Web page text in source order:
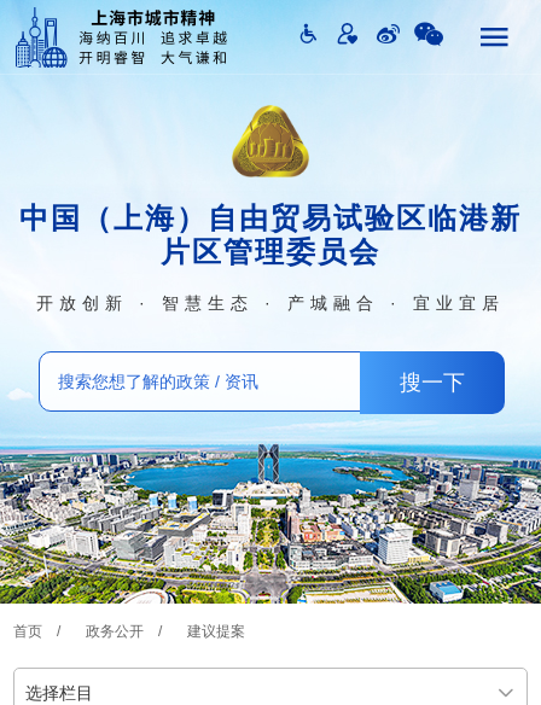
中国（上海）自由贸易试验区临港新
片区管理委员会
开放创新 · 智慧生态 · 产城融合 · 宜业宜居
首页 / 政务公开 / 建议提案
选择栏目